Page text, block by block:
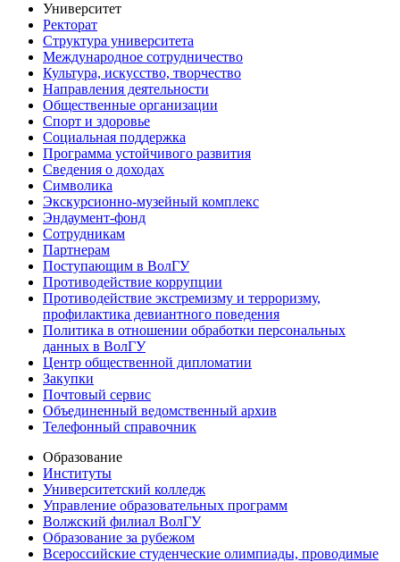
Университет
Ректорат
Структура университета
Международное сотрудничество
Культура, искусство, творчество
Направления деятельности
Общественные организации
Спорт и здоровье
Социальная поддержка
Программа устойчивого развития
Сведения о доходах
Символика
Экскурсионно-музейный комплекс
Эндаумент-фонд
Сотрудникам
Партнерам
Поступающим в ВолГУ
Противодействие коррупции
Противодействие экстремизму и терроризму,
профилактика девиантного поведения
Политика в отношении обработки персональных
данных в ВолГУ
Центр общественной дипломатии
Закупки
Почтовый сервис
Объединенный ведомственный архив
Телефонный справочник
Образование
Институты
Университетский колледж
Управление образовательных программ
Волжский филиал ВолГУ
Образование за рубежом
Всероссийские студенческие олимпиады, проводимые